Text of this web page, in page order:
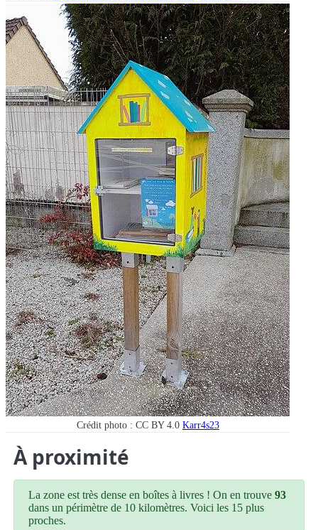
Crédit photo : CC BY 4.0 Karr4s23
À proximité
La zone est très dense en boîtes à livres ! On en trouve93
dans un périmètre de 10 kilomètres. Voici les 15 plus
proches.